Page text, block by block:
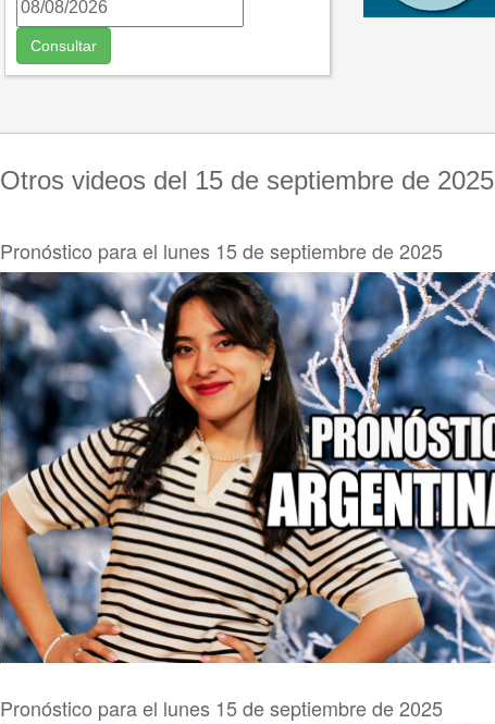
Otros videos del 15 de septiembre de 2025
Pronóstico para el lunes 15 de septiembre de 2025
Pronóstico para el lunes 15 de septiembre de 2025